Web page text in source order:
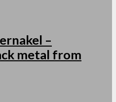
–
metal from